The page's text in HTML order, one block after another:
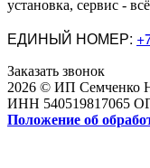
установка, сервис -
ЕДИНЫЙ НОМЕР:
Заказать звонок
2026 © ИП Семченко
ИНН 540519817065
Положение об